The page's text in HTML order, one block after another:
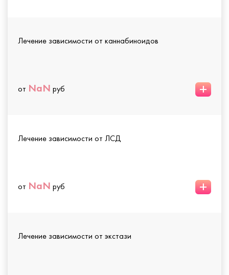
Лечение зависимости от каннабиноидов
от NaN руб +
Лечение зависимости от ЛСД
от NaN руб +
Лечение зависимости от экстази